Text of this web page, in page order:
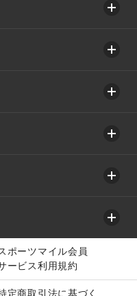
ポーツマイル会員
ービス利用規約
定商取引法に基づく